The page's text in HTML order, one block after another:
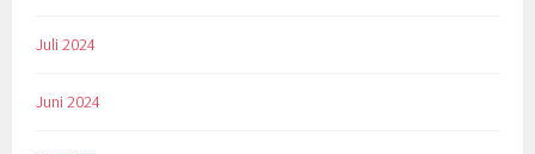
Juli 2024
Juni 2024